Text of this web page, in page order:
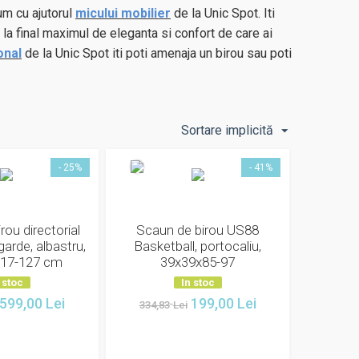
cu ajutorul micului mobilier de la Unic Spot. Iti
final maximul de eleganta si confort de care ai
de la Unic Spot iti poti amenaja un birou sau poti
Sortare implicită
- 25%
directorial
albastru,
127 cm
stoc
599,00 Lei
- 41%
Scaun de birou US88
Basketball, portocaliu,
39x39x85-97
In stoc
334,83 Lei 199,00 Lei